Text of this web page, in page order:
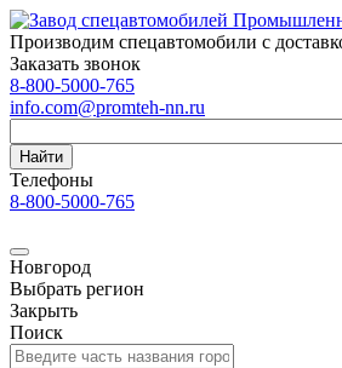
Производим спецавтомобили с
Заказать звонок
8-800-5000-765
info.com@promteh-nn.ru
Найти
Телефоны
8-800-5000-765
Новгород
Выбрать регион
Закрыть
Поиск